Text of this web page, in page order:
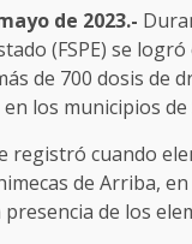
de 2023.-
(FSPE) se
de 700 dosis de
los municipios de
registró cuando
de Arriba,
de los